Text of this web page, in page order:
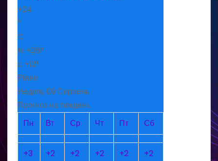
+24
°
C
H: +26°
L: +12°
Рівне
Неділя, 09 Серпень
Прогноз на тиждень
Пн
Вт Ср Чт Пт Сб
+3
+2
+2
+2
+2
+2